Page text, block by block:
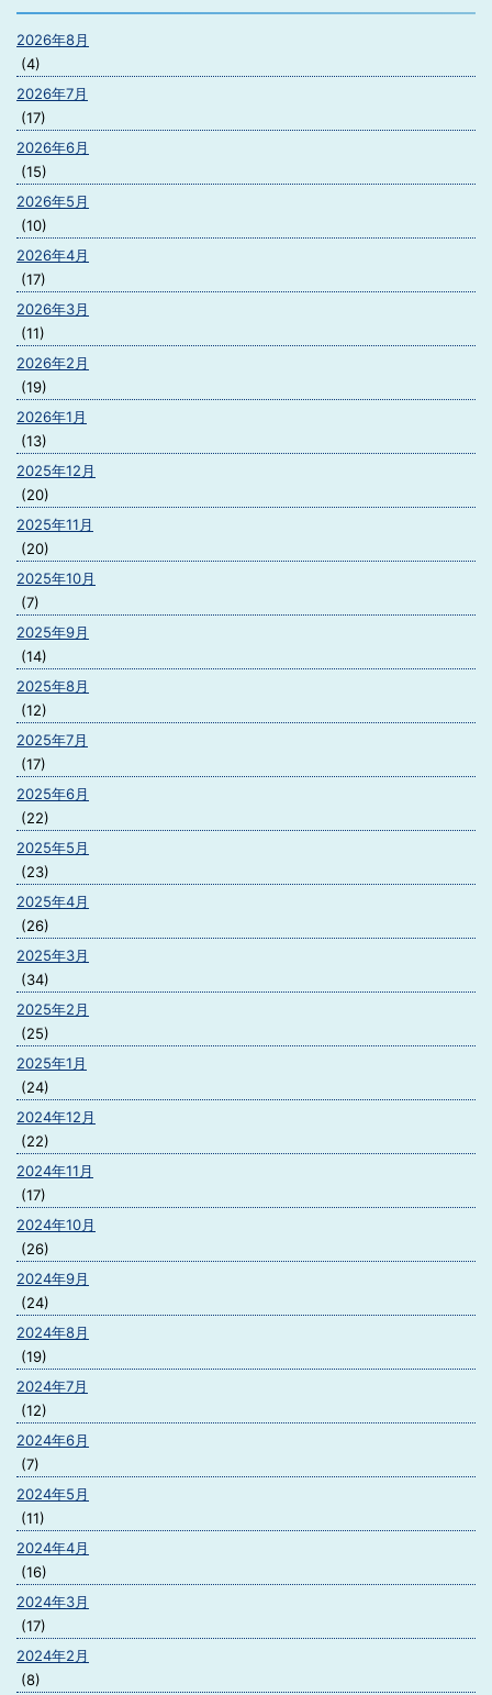
2026年8月
(4)
2026年7月
(17)
2026年6月
(15)
2026年5月
(10)
2026年4月
(17)
2026年3月
(11)
2026年2月
(19)
2026年1月
(13)
2025年12月
(20)
2025年11月
(20)
2025年10月
(7)
2025年9月
(14)
2025年8月
(12)
2025年7月
(17)
2025年6月
(22)
2025年5月
(23)
2025年4月
(26)
2025年3月
(34)
2025年2月
(25)
2025年1月
(24)
2024年12月
(22)
2024年11月
(17)
2024年10月
(26)
2024年9月
(24)
2024年8月
(19)
2024年7月
(12)
2024年6月
(7)
2024年5月
(11)
2024年4月
(16)
2024年3月
(17)
2024年2月
(8)